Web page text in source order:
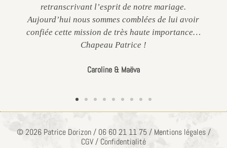
retranscrivant l’esprit de notre mariage.
Aujourd’hui nous sommes comblées de lui avoir
confiée cette mission de très haute importance…
Chapeau Patrice !
Caroline & Maëva
© 2026 Patrice Dorizon / 06 60 21 11 75 / Mentions légales /
CGV / Confidentialité